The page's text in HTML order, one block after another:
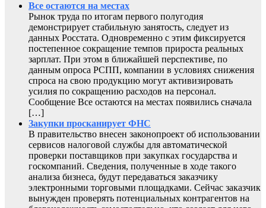
Все остаются на местах
Рынок труда по итогам первого полугодия
демонстрирует стабильную занятость, следует из
данных Росстата. Одновременно с этим фиксируется
постепенное сокращение темпов прироста реальных
зарплат. При этом в ближайшей перспективе, по
данным опроса РСПП, компании в условиях снижения
спроса на свою продукцию могут активизировать
усилия по сокращению расходов на персонал.
Сообщение Все остаются на местах появились сначала
[…]
Закупки просканирует ФНС
В правительство внесен законопроект об использовании
сервисов налоговой службы для автоматической
проверки поставщиков при закупках государства и
госкомпаний. Сведения, полученные в ходе такого
анализа бизнеса, будут передаваться заказчику
электронными торговыми площадками. Сейчас заказчик
вынужден проверять потенциальных контрагентов на